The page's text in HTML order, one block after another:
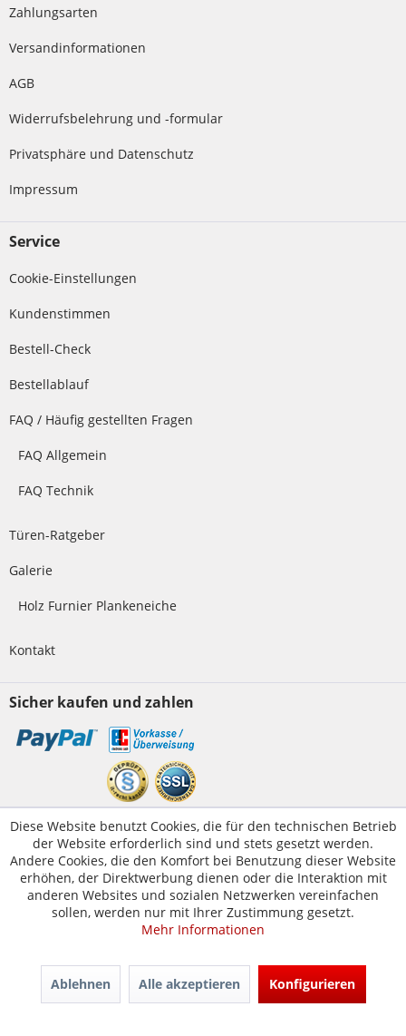
Zahlungsarten
Versandinformationen
AGB
Widerrufsbelehrung und -formular
Privatsphäre und Datenschutz
Impressum
Service
Cookie-Einstellungen
Kundenstimmen
Bestell-Check
Bestellablauf
FAQ / Häufig gestellten Fragen
FAQ Allgemein
FAQ Technik
Türen-Ratgeber
Galerie
Holz Furnier Plankeneiche
Kontakt
Sicher kaufen und zahlen
Kundenservice
Servicetelefon:05223-1830016
E-Mail:kontakt@tuer-und-zarge.de
© Tür-und-Zarge.de 2017
Diese Website benutzt Cookies, die für den technischen Betrieb
der Website erforderlich sind und stets gesetzt werden.
Andere Cookies, die den Komfort bei Benutzung dieser Website
erhöhen, der Direktwerbung dienen oder die Interaktion mit
anderen Websites und sozialen Netzwerken vereinfachen
sollen, werden nur mit Ihrer Zustimmung gesetzt.
Mehr Informationen
Ablehnen Alle akzeptieren Konfigurieren